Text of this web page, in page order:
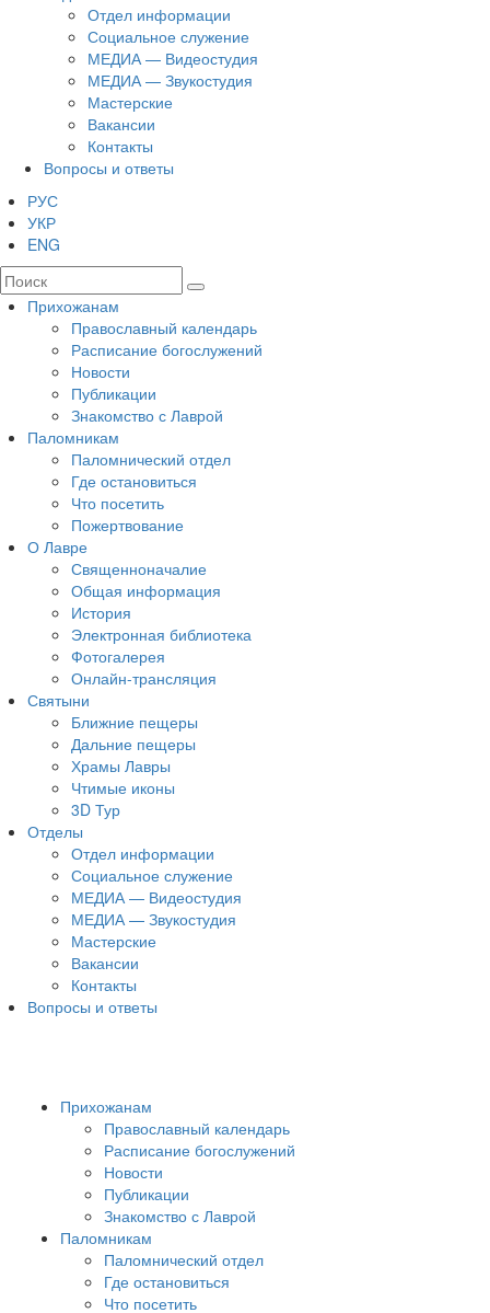
Отдел информации
Социальное служение
МЕДИА — Видеостудия
МЕДИА — Звукостудия
Мастерские
Вакансии
Контакты
Вопросы и ответы
РУС
УКР
ENG
Прихожанам
Православный календарь
Расписание богослужений
Новости
Публикации
Знакомство с Лаврой
Паломникам
Паломнический отдел
Где остановиться
Что посетить
Пожертвование
О Лавре
Священноначалие
Общая информация
История
Электронная библиотека
Фотогалерея
Онлайн-трансляция
Святыни
Ближние пещеры
Дальние пещеры
Храмы Лавры
Чтимые иконы
3D Тур
Отделы
Отдел информации
Социальное служение
МЕДИА — Видеостудия
МЕДИА — Звукостудия
Мастерские
Вакансии
Контакты
Вопросы и ответы
Прихожанам
Православный календарь
Расписание богослужений
Новости
Публикации
Знакомство с Лаврой
Паломникам
Паломнический отдел
Где остановиться
Что посетить